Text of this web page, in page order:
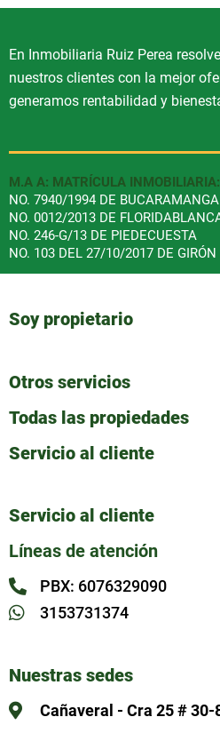
En Inmobiliaria Ruiz Perea
nuestros clientes con la mejor
generamos rentabilidad y
M.A A: MATRÍCULA INMOBILIARIA:
NO. 7940/1994 DE BUCARAMANGA
NO. 0012/2013 DE
NO. 246-G/13 DE PIEDECUESTA
NO. 103 DEL 27/10/2017 DE GIRÓN
Soy propietario
Otros servicios
Todas las propiedades
Servicio al cliente
Servicio al cliente
Líneas de atención
PBX: 6076329090
3153731374
Nuestras sedes
Cañaveral - Cra 25 # 30-